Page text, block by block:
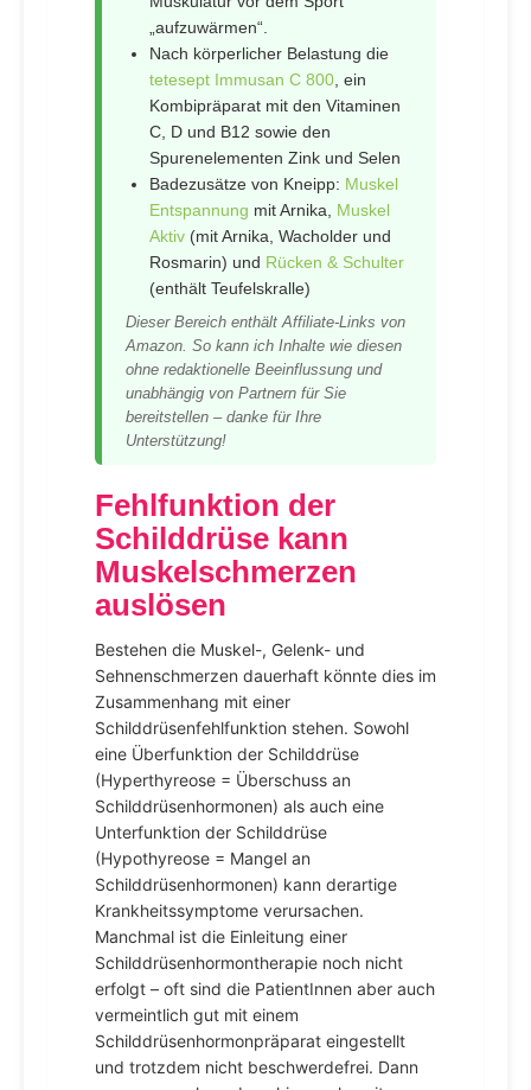
„aufzuwärmen“.
Nach körperlicher Belastung die
tetesept Immusan C 800 , ein
Kombipräparat mit den Vitaminen
C, D und B12 sowie den
Spurenelementen Zink und Selen
Badezusätze von Kneipp: Muskel
Entspannung mit Arnika, Muskel
Aktiv (mit Arnika, Wacholder und
Rosmarin) und Rücken & Schulter
(enthält Teufelskralle)
Dieser Bereich enthält Affiliate-Links von
Amazon. So kann ich Inhalte wie diesen
ohne redaktionelle Beeinflussung und
unabhängig von Partnern für Sie
bereitstellen – danke für Ihre
Unterstützung!
Fehlfunktion der
Schilddrüse kann
Muskelschmerzen
auslösen
Bestehen die Muskel-, Gelenk- und
Sehnenschmerzen dauerhaft könnte dies im
Zusammenhang mit einer
Schilddrüsenfehlfunktion stehen. Sowohl
eine Überfunktion der Schilddrüse
(Hyperthyreose = Überschuss an
Schilddrüsenhormonen) als auch eine
Unterfunktion der Schilddrüse
(Hypothyreose = Mangel an
Schilddrüsenhormonen) kann derartige
Krankheitssymptome verursachen.
Manchmal ist die Einleitung einer
Schilddrüsenhormontherapie noch nicht
erfolgt – oft sind die PatientInnen aber auch
vermeintlich gut mit einem
Schilddrüsenhormonpräparat eingestellt
und trotzdem nicht beschwerdefrei. Dann